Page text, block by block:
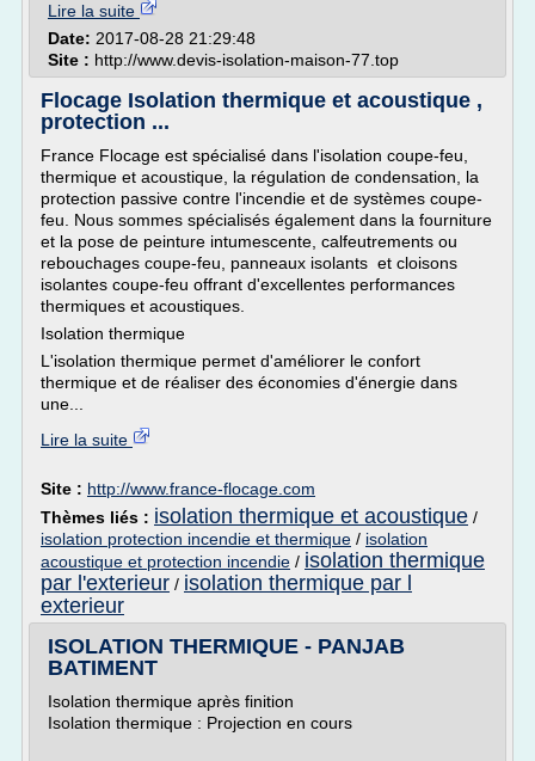
Lire la suite
Date: 2017-08-28 21:29:48
Site : http://www.devis-isolation-maison-77.top
Flocage Isolation thermique et acoustique ,
protection ...
France Flocage est spécialisé dans l'isolation coupe-feu,
thermique et acoustique, la régulation de condensation, la
protection passive contre l'incendie et de systèmes coupe-
feu. Nous sommes spécialisés également dans la fourniture
et la pose de peinture intumescente, calfeutrements ou
rebouchages coupe-feu, panneaux isolants et cloisons
isolantes coupe-feu offrant d'excellentes performances
thermiques et acoustiques.
Isolation thermique
L'isolation thermique permet d'améliorer le confort
thermique et de réaliser des économies d'énergie dans
une...
Lire la suite
Site : http://www.france-flocage.com
Thèmes liés : isolation thermique et acoustique /
isolation protection incendie et thermique / isolation
acoustique et protection incendie / isolation thermique
par l'exterieur / isolation thermique par l
exterieur
ISOLATION THERMIQUE - PANJAB
BATIMENT
Isolation thermique après finition
Isolation thermique : Projection en cours